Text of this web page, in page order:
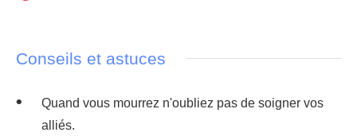
Conseils et astuces
Quand vous mourrez n'oubliez pas de soigner vos
alliés.